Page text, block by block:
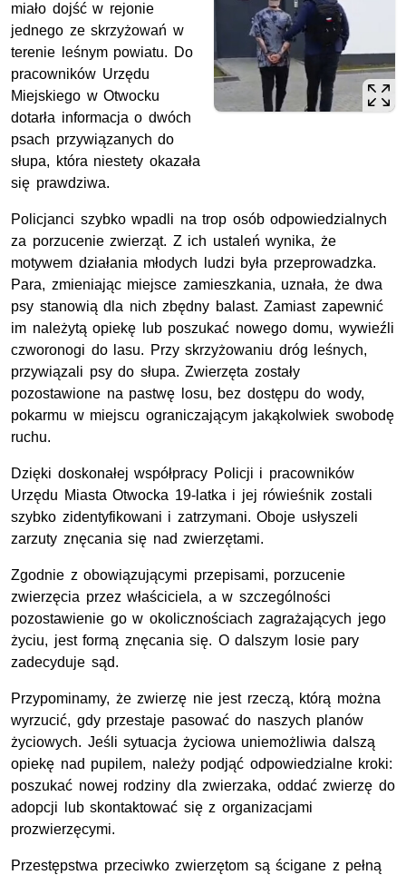
miało dojść w rejonie
jednego ze skrzyżowań w
terenie leśnym powiatu. Do
pracowników Urzędu
Miejskiego w Otwocku
dotarła informacja o dwóch
psach przywiązanych do
słupa, która niestety okazała
się prawdziwa.
Policjanci szybko wpadli na trop osób odpowiedzialnych
za porzucenie zwierząt. Z ich ustaleń wynika, że
motywem działania młodych ludzi była przeprowadzka.
Para, zmieniając miejsce zamieszkania, uznała, że dwa
psy stanowią dla nich zbędny balast. Zamiast zapewnić
im należytą opiekę lub poszukać nowego domu, wywieźli
czworonogi do lasu. Przy skrzyżowaniu dróg leśnych,
przywiązali psy do słupa. Zwierzęta zostały
pozostawione na pastwę losu, bez dostępu do wody,
pokarmu w miejscu ograniczającym jakąkolwiek swobodę
ruchu.
Dzięki doskonałej współpracy Policji i pracowników
Urzędu Miasta Otwocka 19-latka i jej rówieśnik zostali
szybko zidentyfikowani i zatrzymani. Oboje usłyszeli
zarzuty znęcania się nad zwierzętami.
Zgodnie z obowiązującymi przepisami, porzucenie
zwierzęcia przez właściciela, a w szczególności
pozostawienie go w okolicznościach zagrażających jego
życiu, jest formą znęcania się. O dalszym losie pary
zadecyduje sąd.
Przypominamy, że zwierzę nie jest rzeczą, którą można
wyrzucić, gdy przestaje pasować do naszych planów
życiowych. Jeśli sytuacja życiowa uniemożliwia dalszą
opiekę nad pupilem, należy podjąć odpowiedzialne kroki:
poszukać nowej rodziny dla zwierzaka, oddać zwierzę do
adopcji lub skontaktować się z organizacjami
prozwierzęcymi.
Przestępstwa przeciwko zwierzętom są ścigane z pełną